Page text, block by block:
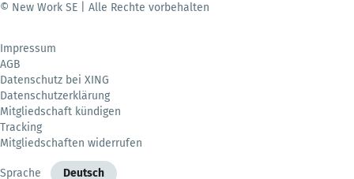
© New Work SE | Alle Rechte vorbehalten
Impressum
AGB
Datenschutz bei XING
Datenschutzerklärung
Mitgliedschaft kündigen
Tracking
Mitgliedschaften widerrufen
Sprache Deutsch